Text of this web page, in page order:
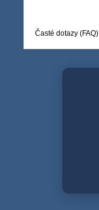
Časté dotazy (FAQ)